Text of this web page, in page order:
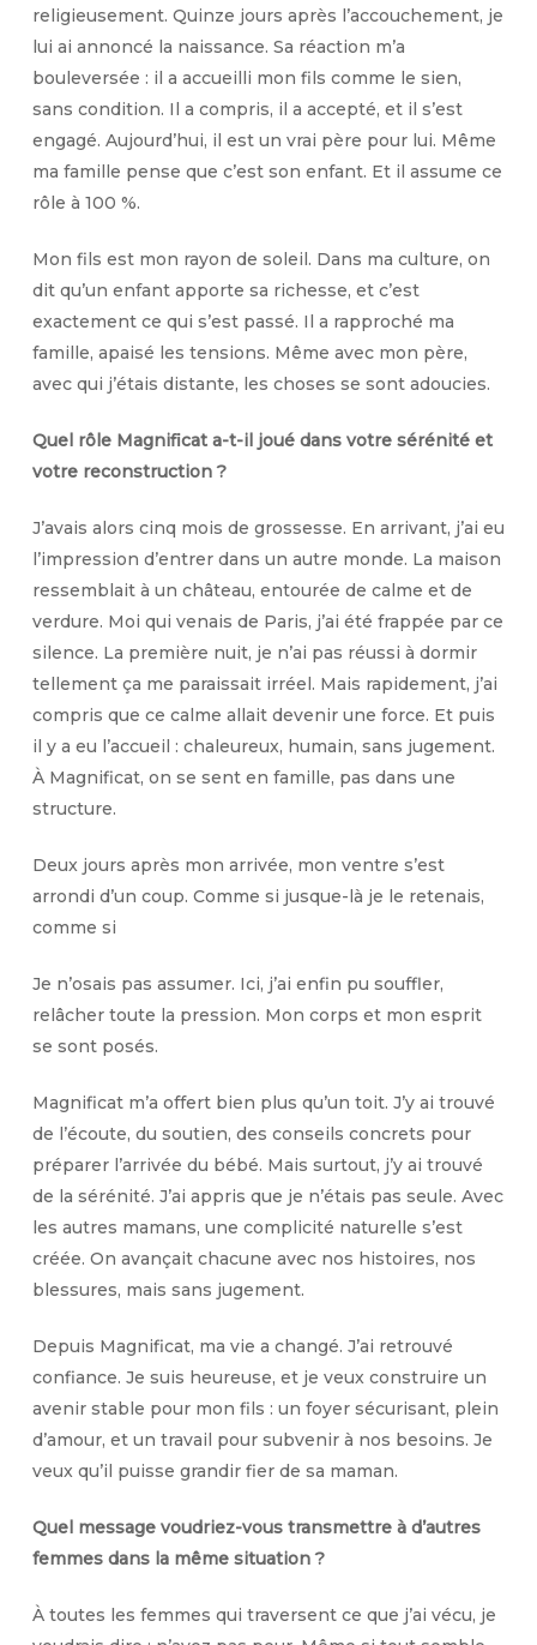
religieusement. Quinze jours après l’accouchement, je
lui ai annoncé la naissance. Sa réaction m’a
bouleversée : il a accueilli mon fils comme le sien,
sans condition. Il a compris, il a accepté, et il s’est
engagé. Aujourd’hui, il est un vrai père pour lui. Même
ma famille pense que c’est son enfant. Et il assume ce
rôle à 100 %.
Mon fils est mon rayon de soleil. Dans ma culture, on
dit qu’un enfant apporte sa richesse, et c’est
exactement ce qui s’est passé. Il a rapproché ma
famille, apaisé les tensions. Même avec mon père,
avec qui j’étais distante, les choses se sont adoucies.
Quel rôle Magnificat a-t-il joué dans votre sérénité et
votre reconstruction ?
J’avais alors cinq mois de grossesse. En arrivant, j’ai eu
l’impression d’entrer dans un autre monde. La maison
ressemblait à un château, entourée de calme et de
verdure. Moi qui venais de Paris, j’ai été frappée par ce
silence. La première nuit, je n’ai pas réussi à dormir
tellement ça me paraissait irréel. Mais rapidement, j’ai
compris que ce calme allait devenir une force. Et puis
il y a eu l’accueil : chaleureux, humain, sans jugement.
À Magnificat, on se sent en famille, pas dans une
structure.
Deux jours après mon arrivée, mon ventre s’est
arrondi d’un coup. Comme si jusque-là je le retenais,
comme si
Je n’osais pas assumer. Ici, j’ai enfin pu souffler,
relâcher toute la pression. Mon corps et mon esprit
se sont posés.
Magnificat m’a offert bien plus qu’un toit. J’y ai trouvé
de l’écoute, du soutien, des conseils concrets pour
préparer l’arrivée du bébé. Mais surtout, j’y ai trouvé
de la sérénité. J’ai appris que je n’étais pas seule. Avec
les autres mamans, une complicité naturelle s’est
créée. On avançait chacune avec nos histoires, nos
blessures, mais sans jugement.
Depuis Magnificat, ma vie a changé. J’ai retrouvé
confiance. Je suis heureuse, et je veux construire un
avenir stable pour mon fils : un foyer sécurisant, plein
d’amour, et un travail pour subvenir à nos besoins. Je
veux qu’il puisse grandir fier de sa maman.
Quel message voudriez-vous transmettre à d’autres
femmes dans la même situation ?
À toutes les femmes qui traversent ce que j’ai vécu, je